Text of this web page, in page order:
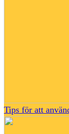
Tips för att